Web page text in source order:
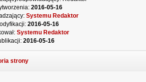
2016-05-16
Systemu Redaktor
2016-05-16
Systemu Redaktor
2016-05-16
strony